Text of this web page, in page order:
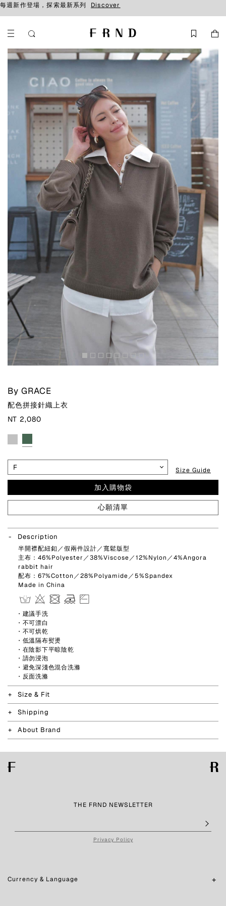
每週新作登場，探索最新系列 Discover
By GRACE
配色拼接針織上衣
NT 2,080
Size Guide
加入購物袋
心願清單
Description
半開襟配紐釦／假兩件設計／寬鬆版型
主布：46%Polyester／38%Viscose／12%Nylon／4%Angora
rabbit hair
配布：67%Cotton／28%Polyamide／5%Spandex
Made in China
・建議手洗
・不可漂白
・不可烘乾
・低溫隔布熨燙
・在陰影下平晾陰乾
・請勿浸泡
・避免深淺色混合洗滌
・反面洗滌
Size & Fit
Shipping
About Brand
THE FRND NEWSLETTER
Privacy Policy
Currency & Language